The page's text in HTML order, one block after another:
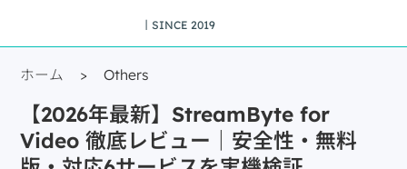
丨SINCE 2019
ホーム > Others
【2026年最新】StreamByte for
Video 徹底レビュー｜安全性・無料